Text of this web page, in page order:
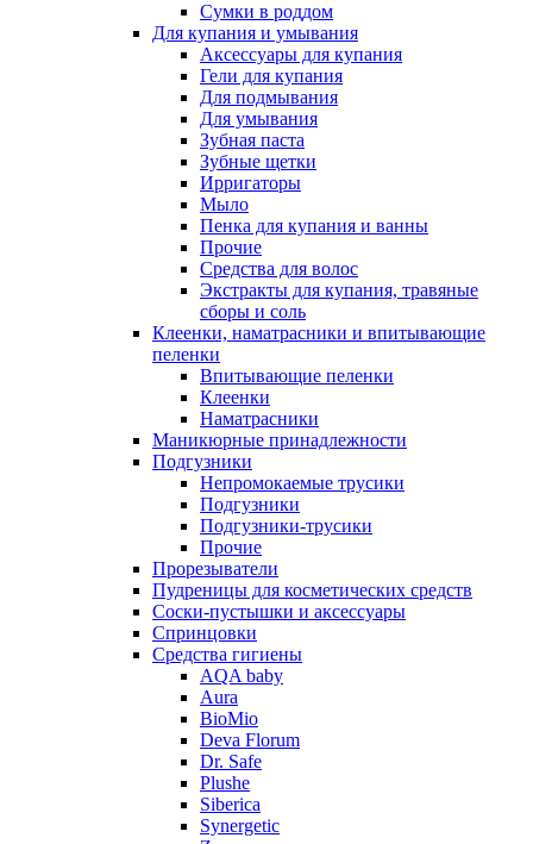
Сумки в роддом
Для купания и умывания
Аксессуары для купания
Гели для купания
Для подмывания
Для умывания
Зубная паста
Зубные щетки
Ирригаторы
Мыло
Пенка для купания и ванны
Прочие
Средства для волос
Экстракты для купания, травяные
сборы и соль
Клеенки, наматрасники и впитывающие
пеленки
Впитывающие пеленки
Клеенки
Наматрасники
Маникюрные принадлежности
Подгузники
Непромокаемые трусики
Подгузники
Подгузники-трусики
Прочие
Прорезыватели
Пудреницы для косметических средств
Соски-пустышки и аксессуары
Спринцовки
Средства гигиены
AQA baby
Aura
BioMio
Deva Florum
Dr. Safe
Plushe
Siberica
Synergetic